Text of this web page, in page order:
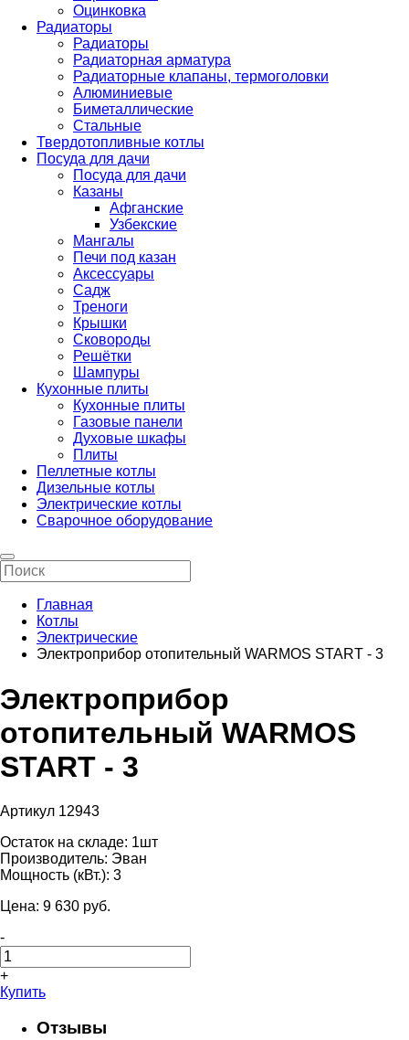
Оцинковка
Радиаторы
Радиаторы
Радиаторная арматура
Радиаторные клапаны, термоголовки
Алюминиевые
Биметаллические
Стальные
Твердотопливные котлы
Посуда для дачи
Посуда для дачи
Казаны
Афганские
Узбекские
Мангалы
Печи под казан
Аксессуары
Садж
Треноги
Крышки
Сковороды
Решётки
Шампуры
Кухонные плиты
Кухонные плиты
Газовые панели
Духовые шкафы
Плиты
Пеллетные котлы
Дизельные котлы
Электрические котлы
Сварочное оборудование
Главная
Котлы
Электрические
Электроприбор отопительный WARMOS START - 3
Электроприбор
отопительный WARMOS
START - 3
Артикул 12943
Остаток на складе: 1шт
Производитель: Эван
Мощность (кВт.): 3
Цена: 9 630 pуб.
-
+
Купить
Отзывы